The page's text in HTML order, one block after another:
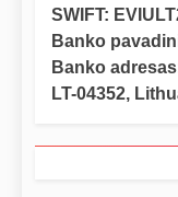
SWIFT:
Banko
Banko
LT-04352,